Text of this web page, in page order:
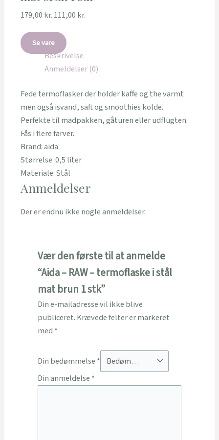
179,00kr.111,00 kr.
Se vare
Beskrivelse
Anmeldelser (0)
Fede termoflasker der holder kaffe og the varmt
men også isvand, saft og smoothies kolde.
Perfekte til madpakken, gåturen eller udflugten.
Fås i flere farver.
Brand: aida
Størrelse: 0,5 liter
Materiale: Stål
Anmeldelser
Der er endnu ikke nogle anmeldelser.
Vær den første til at anmelde
“Aida – RAW – termoflaske i stål
mat brun 1 stk”
Din e-mailadresse vil ikke blive
publiceret. Krævede felter er markeret
med *
Din bedømmelse *
Din anmeldelse *